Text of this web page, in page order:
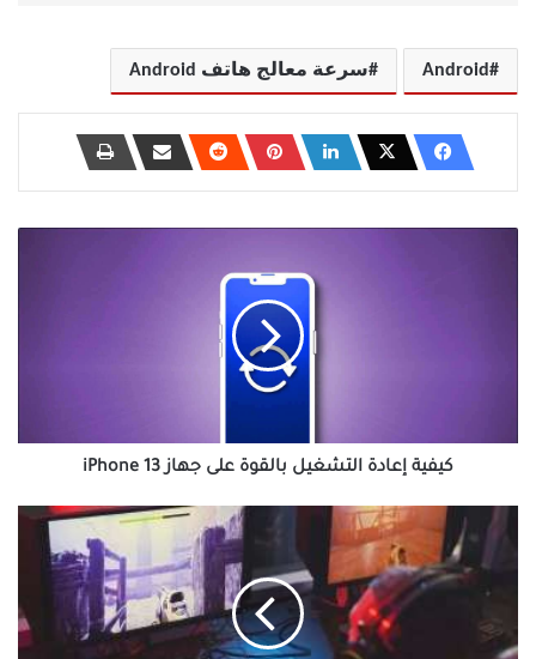
Android سرعة معالج هاتف Android
كيفية إعادة التشغيل بالقوة على جهاز iPhone 13
طرق
لتحسين
الألعاب